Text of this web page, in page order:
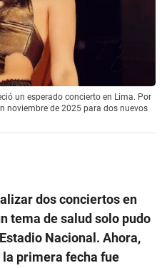
un esperado concierto en Lima. Por
noviembre de 2025 para dos nuevos
dos conciertos en
tema de salud solo pudo
Nacional. Ahora,
primera fecha fue